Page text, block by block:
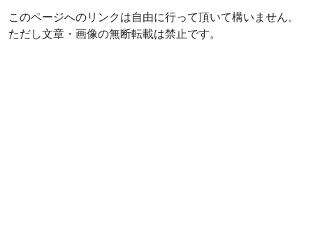
このページへのリンクは自由に行って頂いて構いません。
ただし文章・画像の無断転載は禁止です。